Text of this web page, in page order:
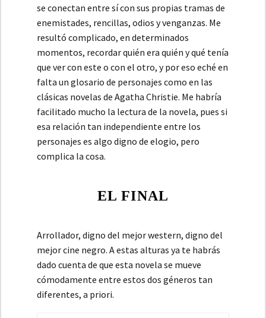
se conectan entre sí con sus propias tramas de
enemistades, rencillas, odios y venganzas. Me
resultó complicado, en determinados
momentos, recordar quién era quién y qué tenía
que ver con este o con el otro, y por eso eché en
falta un glosario de personajes como en las
clásicas novelas de Agatha Christie. Me habría
facilitado mucho la lectura de la novela, pues si
esa relación tan independiente entre los
personajes es algo digno de elogio, pero
complica la cosa.
EL FINAL
Arrollador, digno del mejor western, digno del
mejor cine negro. A estas alturas ya te habrás
dado cuenta de que esta novela se mueve
cómodamente entre estos dos géneros tan
diferentes, a priori.